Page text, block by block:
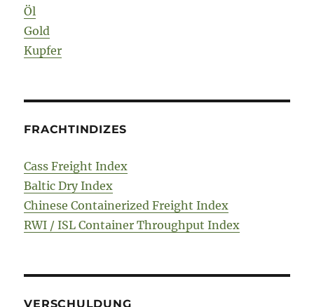
Öl
Gold
Kupfer
FRACHTINDIZES
Cass Freight Index
Baltic Dry Index
Chinese Containerized Freight Index
RWI / ISL Container Throughput Index
VERSCHULDUNG